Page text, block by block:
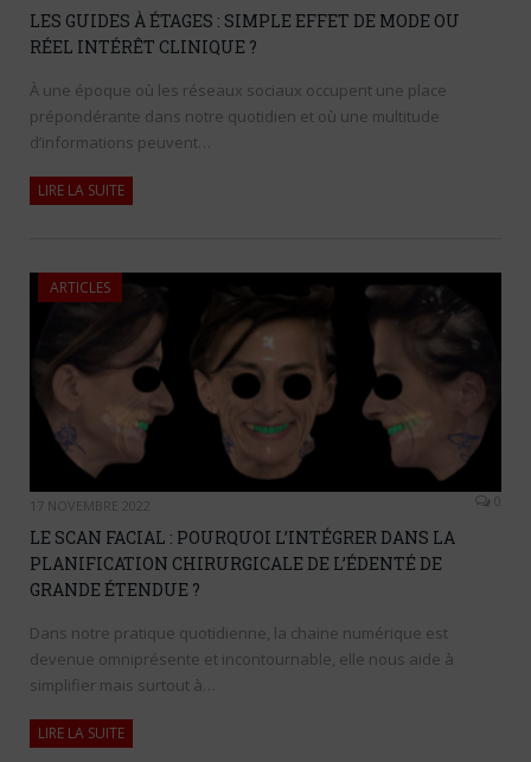
LES GUIDES À ÉTAGES : SIMPLE EFFET DE MODE OU
RÉEL INTÉRÊT CLINIQUE ?
À une époque où les réseaux sociaux occupent une place
prépondérante dans notre quotidien et où une multitude
d’informations peuvent…
LIRE LA SUITE
ARTICLES
17 NOVEMBRE 2022 0
LE SCAN FACIAL : POURQUOI L’INTÉGRER DANS LA
PLANIFICATION CHIRURGICALE DE L’ÉDENTÉ DE
GRANDE ÉTENDUE ?
Dans notre pratique quotidienne, la chaine numérique est
devenue omniprésente et incontournable, elle nous aide à
simplifier mais surtout à…
LIRE LA SUITE